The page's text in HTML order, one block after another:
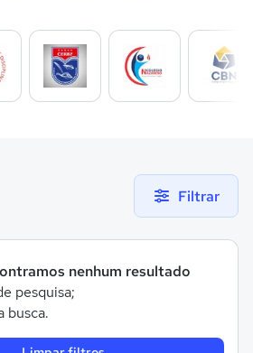
Filtrar
nenhum resultado
pesquisa;
busca.